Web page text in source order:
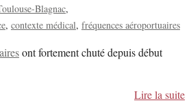
Blagnac
contexte médical fréquences aéroportuaires
ont fortement chuté depuis début
Lire la suite